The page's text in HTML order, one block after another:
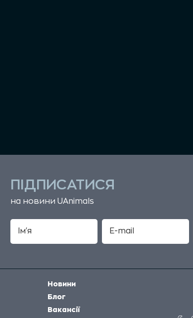
ПІДПИСАТИСЯ
на новини UAnimals
Новини
Блог
Вакансії